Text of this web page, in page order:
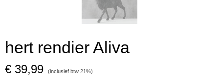
hert rendier Aliva
€ 39,99 (inclusief btw 21%)